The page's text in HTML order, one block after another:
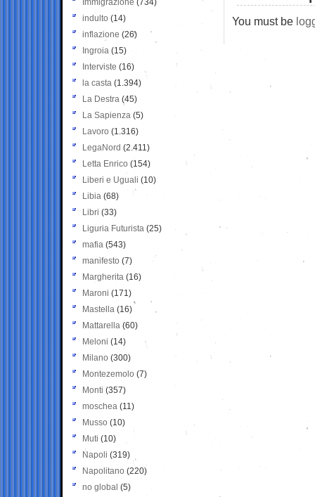
You must be
Immigrazione (734)
indulto (14)
inflazione (26)
Ingroia (15)
Interviste (16)
la casta (1.394)
La Destra (45)
La Sapienza (5)
Lavoro (1.316)
LegaNord (2.411)
Letta Enrico (154)
Liberi e Uguali (10)
Libia (68)
Libri (33)
Liguria Futurista (25)
mafia (543)
manifesto (7)
Margherita (16)
Maroni (171)
Mastella (16)
Mattarella (60)
Meloni (14)
Milano (300)
Montezemolo (7)
Monti (357)
moschea (11)
Musso (10)
Muti (10)
Napoli (319)
Napolitano (220)
no global (5)